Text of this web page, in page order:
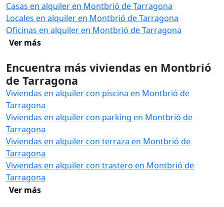
Casas en alquiler en Montbrió de Tarragona
Locales en alquiler en Montbrió de Tarragona
Oficinas en alquiler en Montbrió de Tarragona
Ver más
Encuentra más viviendas en Montbrió
de Tarragona
Viviendas en alquiler con piscina en Montbrió de
Tarragona
Viviendas en alquiler con parking en Montbrió de
Tarragona
Viviendas en alquiler con terraza en Montbrió de
Tarragona
Viviendas en alquiler con trastero en Montbrió de
Tarragona
Ver más